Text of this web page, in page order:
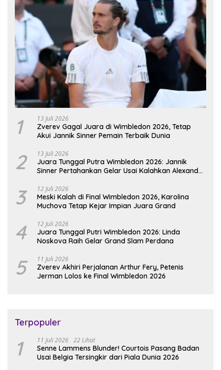
1 13 Juli 2026
Zverev Gagal Juara di Wimbledon 2026, Tetap
Akui Jannik Sinner Pemain Terbaik Dunia
2 13 Juli 2026
Juara Tunggal Putra Wimbledon 2026: Jannik
Sinner Pertahankan Gelar Usai Kalahkan Alexander
3 12 Juli 2026
Meski Kalah di Final Wimbledon 2026, Karolina
Muchova Tetap Kejar Impian Juara Grand
4 12 Juli 2026
Juara Tunggal Putri Wimbledon 2026: Linda
Noskova Raih Gelar Grand Slam Perdana
5 11 Juli 2026
Zverev Akhiri Perjalanan Arthur Fery, Petenis
Jerman Lolos ke Final Wimbledon 2026
Terpopuler
1 11 Juli 2026 22 Lihat
Senne Lammens Blunder! Courtois Pasang Badan
Usai Belgia Tersingkir dari Piala Dunia 2026